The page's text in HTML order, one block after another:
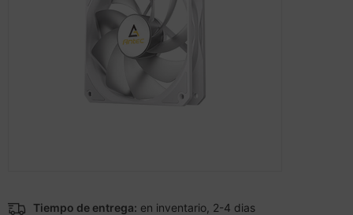
Tiempo de entrega: en inventario, 2-4 dias
teléfonos móviles
portátiles y de
Netzwerkgeräte
de la pantalla
Tinten Minen